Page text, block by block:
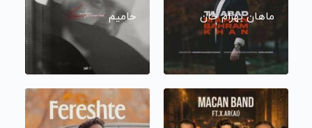
ماهان بهرام خان حامیم